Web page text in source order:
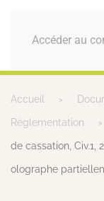
Accéder au
MENU
Accueil
Réglementation
de cassation, Civ.1,
olographe